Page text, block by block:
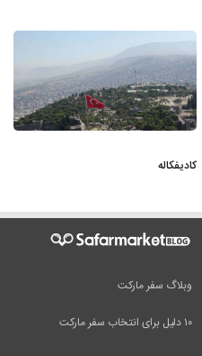
کادیفکاله
وبلاگ سفر مارکت
۱۰ دلیل برای انتخاب سفر مارکت